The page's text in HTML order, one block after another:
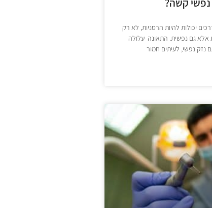
נפשי קשה?
יכולות להיות הרסניות, לא רק
אלא גם נפשית. התאונה עלולה
נזק נפשי, לעיתים חמור